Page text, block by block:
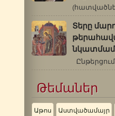
Տերը
Թեմաներ
Աթոս Աստվածամայր